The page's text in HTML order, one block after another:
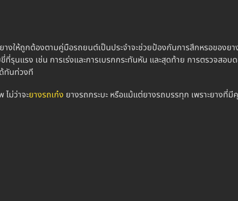
ให้ถูกต้องตามคู่มือรถยนต์เป็นประจำจะช่วยป้องกันการสึกหรอของยา
นแรง เช่น การเร่งและการเบรกกระทันหัน และสุดท้าย การตรวจสอบ
ทันท่วงที
ม่ว่าจะยางรถเก๋ง ยางรถกระบะ หรือแม้แต่ยางรถบรรทุก เพราะยางที่